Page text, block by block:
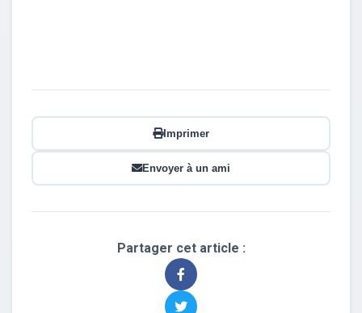
Imprimer
Envoyer à un ami
Partager cet article :